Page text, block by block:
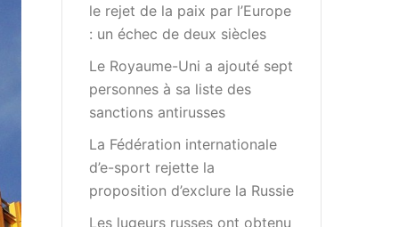
le rejet de la paix par l’Europe
: un échec de deux siècles
Le Royaume-Uni a ajouté sept
personnes à sa liste des
sanctions antirusses
La Fédération internationale
d’e-sport rejette la
proposition d’exclure la Russie
Les lugeurs russes ont obtenu